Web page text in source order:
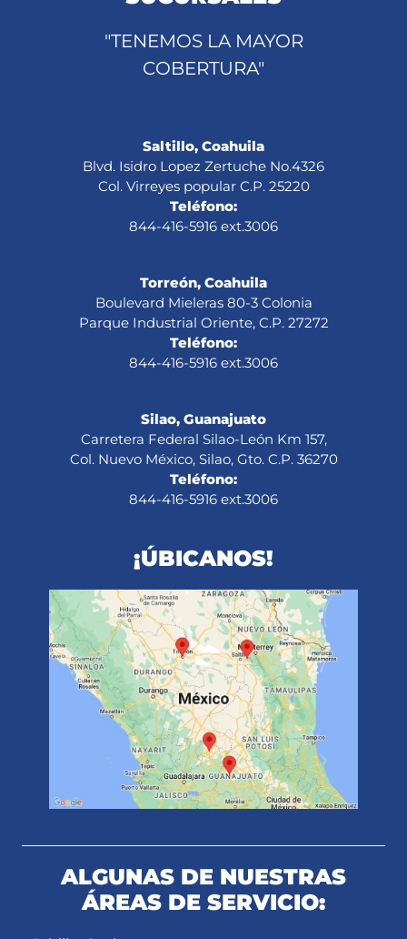
"TENEMOS LA MAYOR
COBERTURA"
Saltillo, Coahuila
Blvd. Isidro Lopez Zertuche No.4326
Col. Virreyes popular C.P. 25220
Teléfono:
844-416-5916 ext.3006
Torreón, Coahuila
Boulevard Mieleras 80-3 Colonia
Parque Industrial Oriente, C.P. 27272
Teléfono:
844-416-5916 ext.3006
Silao, Guanajuato
Carretera Federal Silao-León Km 157,
Col. Nuevo México, Silao, Gto. C.P. 36270
Teléfono:
844-416-5916 ext.3006
¡ÚBICANOS!
ALGUNAS DE NUESTRAS
ÁREAS DE SERVICIO: